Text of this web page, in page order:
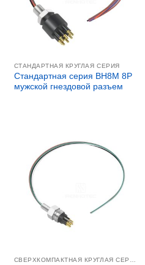
СТАНДАРТНАЯ КРУГЛАЯ СЕРИЯ
Стандартная серия BH8M 8P
мужской гнездовой разъем